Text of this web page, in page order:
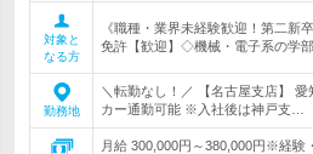
対象と
なる方
《職種・業界未経験歓迎！第二
免許【歓迎】◇機械・電子系の学
勤務地
＼転勤なし！／ 【名古屋支店】
カー通勤可能 ※入社後は神戸支…
月給 300,000円～380,000円※経験